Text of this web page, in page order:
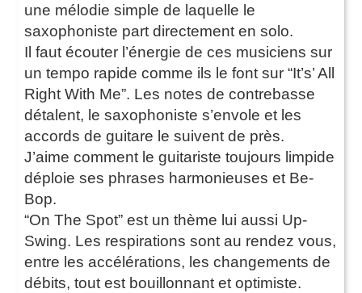
une mélodie simple de laquelle le
saxophoniste part directement en solo.
Il faut écouter l’énergie de ces musiciens sur
un tempo rapide comme ils le font sur “It’s’ All
Right With Me”. Les notes de contrebasse
détalent, le saxophoniste s’envole et les
accords de guitare le suivent de près.
J’aime comment le guitariste toujours limpide
déploie ses phrases harmonieuses et Be-
Bop.
“On The Spot” est un thème lui aussi Up-
Swing. Les respirations sont au rendez vous,
entre les accélérations, les changements de
débits, tout est bouillonnant et optimiste.